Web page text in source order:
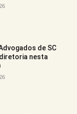
de SC
nesta